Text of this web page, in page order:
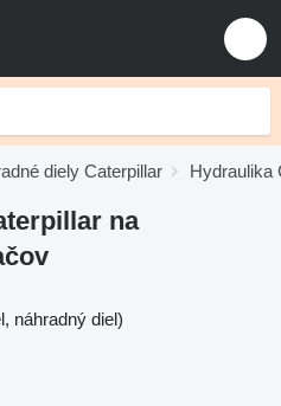
diely Caterpillar Hydraulika
na
náhradný diel)